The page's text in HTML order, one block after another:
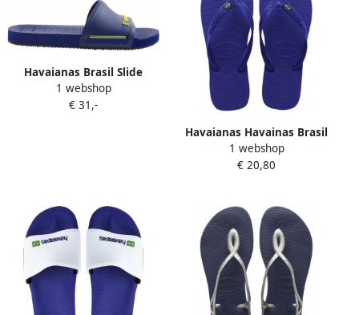
Havaianas Brasil Slide
Slippers Unisex donker
blauw geel
1 webshop
€ 31,-
Havaianas Havainas Brasil
Slippers Marine blue
1 webshop
€ 20,80